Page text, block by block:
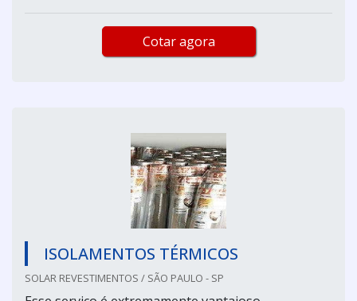
Cotar agora
ISOLAMENTOS TÉRMICOS
SOLAR REVESTIMENTOS / SÃO PAULO - SP